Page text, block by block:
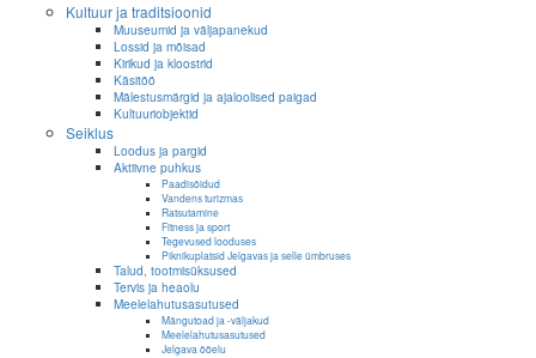
Kultuur ja traditsioonid
Muuseumid ja väljapanekud
Lossid ja mõisad
Kirikud ja kloostrid
Käsitöö
Mälestusmärgid ja ajaloolised paigad
Kultuuriobjektid
Seiklus
Loodus ja pargid
Aktiivne puhkus
Paadisõidud
Vandens turizmas
Ratsutamine
Fitness ja sport
Tegevused looduses
Piknikuplatsid Jelgavas ja selle ümbruses
Talud, tootmisüksused
Tervis ja heaolu
Meelelahutusasutused
Mängutoad ja -väljakud
Meelelahutusasutused
Jelgava ööelu